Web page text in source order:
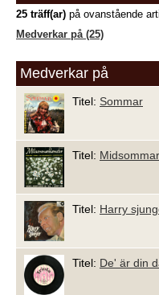
25 träff(ar) på ovanstående
Medverkar på (25)
Medverkar på
Titel: Sommar
Titel:
Titel: Harry
Titel: De' är din